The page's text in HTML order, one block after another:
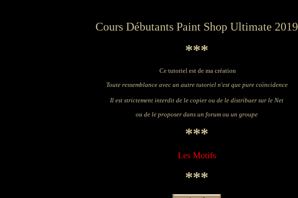
Cours Débutants Paint Shop Ultimate 2019
***
Ce tutoriel est de ma création
Toute ressemblance avec un autre tutoriel n'est que pure coïncidence
Il est strictement interdit de le copier ou de le distribuer sur le Net
ou de le proposer dans un forum ou un groupe
***
Les Motifs
***